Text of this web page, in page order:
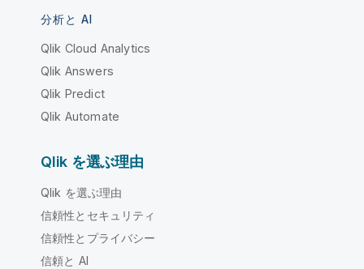
分析と AI
Qlik Cloud Analytics
Qlik Answers
Qlik Predict
Qlik Automate
Qlik を選ぶ理由
Qlik を選ぶ理由
信頼性とセキュリティ
信頼性とプライバシー
信頼と AI